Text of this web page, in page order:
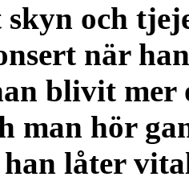
och
när
blivit mer
man hör
låter